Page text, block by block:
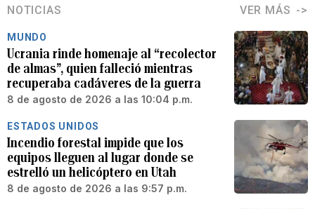
NOTICIAS VER MÁS
MUNDO
Ucrania rinde homenaje al “recolector
de almas”, quien falleció mientras
recuperaba cadáveres de la guerra
8 de agosto de 2026 a las 10:04 p.m.
ESTADOS UNIDOS
Incendio forestal impide que los
equipos lleguen al lugar donde se
estrelló un helicóptero en Utah
8 de agosto de 2026 a las 9:57 p.m.